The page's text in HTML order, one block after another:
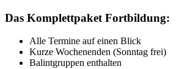
Das Komplettpaket Fortbildung:
Alle Termine auf einen Blick
Kurze Wochenenden (Sonntag frei)
Balintgruppen enthalten